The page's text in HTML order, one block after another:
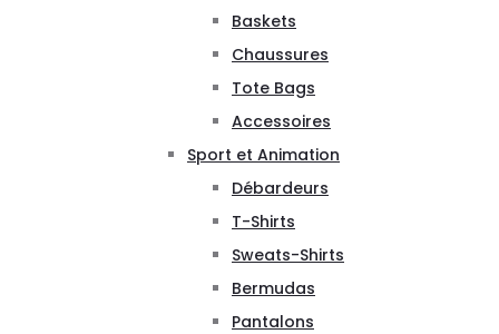
Baskets
Chaussures
Tote Bags
Accessoires
Sport et Animation
Débardeurs
T-Shirts
Sweats-Shirts
Bermudas
Pantalons